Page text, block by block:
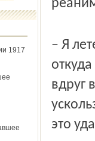
1917
– Я
вдруг
это